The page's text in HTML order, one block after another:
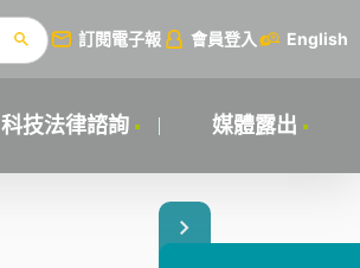
訂閱電子報 會員登入 English
科技法律諮詢 媒體露出